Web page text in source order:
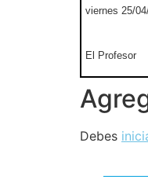
viernes 25/
El Profesor
Debes